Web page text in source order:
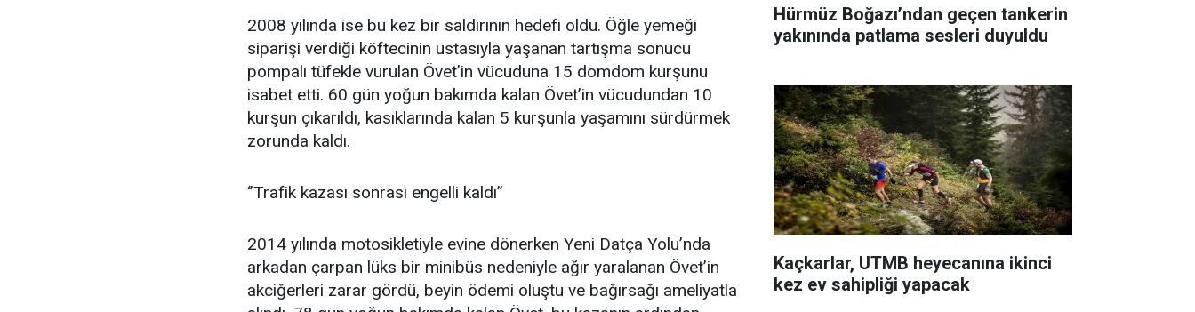
2008 yılında ise bu kez bir saldırının hedefi oldu. Öğle yemeği
siparişi verdiği köftecinin ustasıyla yaşanan tartışma sonucu
pompalı tüfekle vurulan Övet’in vücuduna 15 domdom kurşunu
isabet etti. 60 gün yoğun bakımda kalan Övet’in vücudundan 10
kurşun çıkarıldı, kasıklarında kalan 5 kurşunla yaşamını sürdürmek
zorunda kaldı.
‘’Trafik kazası sonrası engelli kaldı’’
2014 yılında motosikletiyle evine dönerken Yeni Datça Yolu’nda
arkadan çarpan lüks bir minibüs nedeniyle ağır yaralanan Övet’in
akciğerleri zarar gördü, beyin ödemi oluştu ve bağırsağı ameliyatla
Hürmüz Boğazı’ndan geçen tankerin
yakınında patlama sesleri duyuldu
Kaçkarlar, UTMB heyecanına ikinci
kez ev sahipliği yapacak